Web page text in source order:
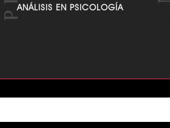
ANÁLISIS EN PSICOLOGÍA